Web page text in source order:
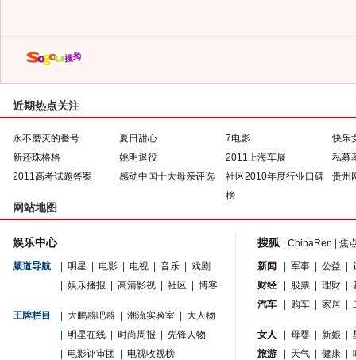
近期热点关注
永不磨灭的番号 夏日甜心 7电影
快乐
新还珠格格
姚明退役 2011上海车展
私募
2011高考试题答案
感动中国十大母亲评选
社区2010年度行业口碑
榜
贵州
网站地图
娱乐中心
频道导航 明星 电影 电视 音乐
戏剧
娱乐播报 高清影视 社区 博客
王牌栏目 大鹏嘚吧嘚 潮流实验室
大人物
明星在线 时尚周报
先锋人物
电影评审团 电视收视榜
搜狐 ChinaRen 焦
新闻 军事 公益
财经
股票 理财
汽车
购车 家居
女人 母婴 新娘
旅游
天气 健康